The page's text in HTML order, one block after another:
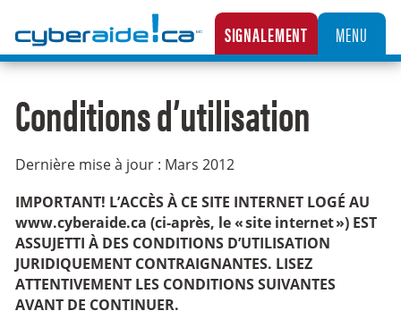
LA CENTRALE CANADIENNE DE SIGNALEMENT DES CAS D’EXPLOITATION SEXUELLE
SIGNALEMENT MENU
Conditions d’utilisation
Dernière mise à jour : Mars 2012
IMPORTANT! L’ACCÈS À CE SITE INTERNET LOGÉ AU
www.cyberaide.ca (ci-après, le « site internet ») EST
ASSUJETTI À DES CONDITIONS D’UTILISATION
JURIDIQUEMENT CONTRAIGNANTES. LISEZ
ATTENTIVEMENT LES CONDITIONS SUIVANTES
AVANT DE CONTINUER.